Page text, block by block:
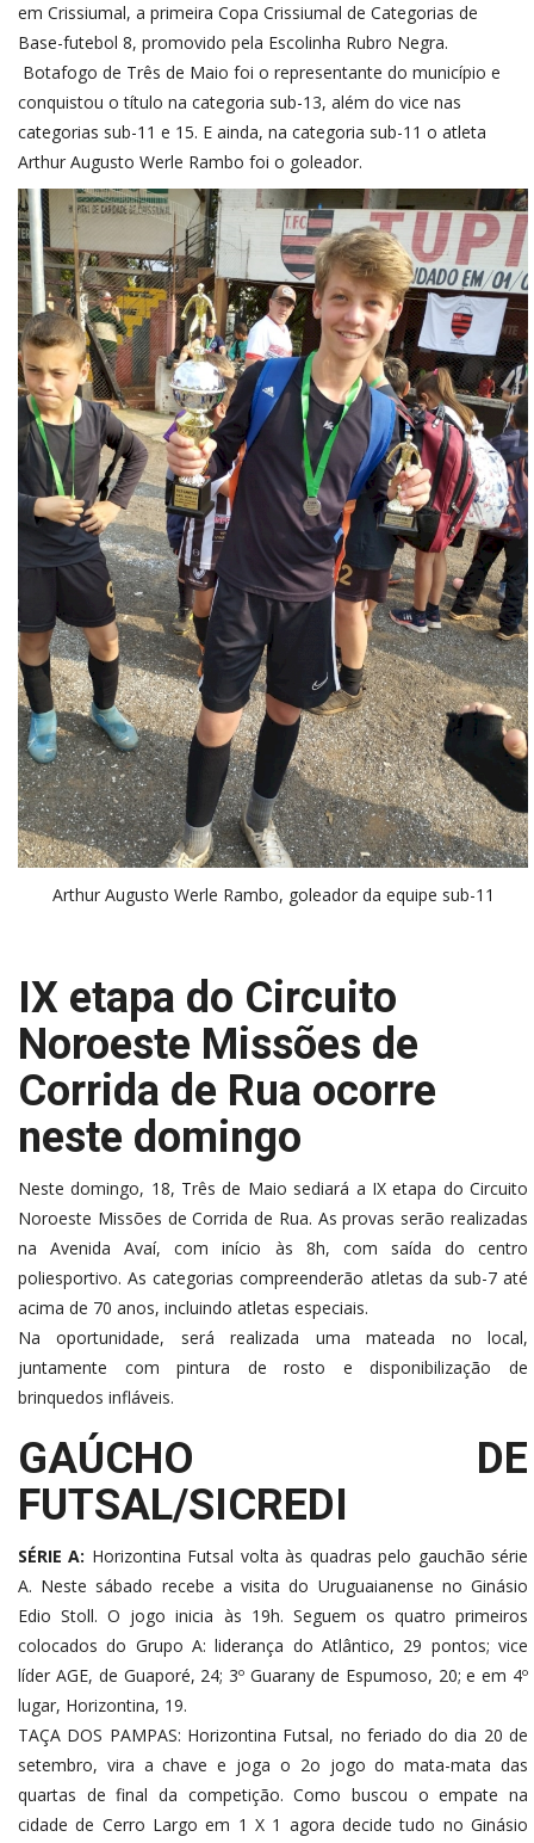
em Crissiumal, a primeira Copa Crissiumal de Categorias de
Base-futebol 8, promovido pela Escolinha Rubro Negra.
Botafogo de Três de Maio foi o representante do município e
conquistou o título na categoria sub-13, além do vice nas
categorias sub-11 e 15. E ainda, na categoria sub-11 o atleta
Arthur Augusto Werle Rambo foi o goleador.
Arthur Augusto Werle Rambo, goleador da equipe sub-11
IX etapa do Circuito
Noroeste Missões de
Corrida de Rua ocorre
neste domingo
Neste domingo, 18, Três de Maio sediará a IX etapa do Circuito
Noroeste Missões de Corrida de Rua. As provas serão realizadas
na Avenida Avaí, com início às 8h, com saída do centro
poliesportivo. As categorias compreenderão atletas da sub-7 até
acima de 70 anos, incluindo atletas especiais.
Na oportunidade, será realizada uma mateada no local,
juntamente com pintura de rosto e disponibilização de
brinquedos infláveis.
GAÚCHO DE
FUTSAL/SICREDI
SÉRIE A: Horizontina Futsal volta às quadras pelo gauchão série
A. Neste sábado recebe a visita do Uruguaianense no Ginásio
Edio Stoll. O jogo inicia às 19h. Seguem os quatro primeiros
colocados do Grupo A: liderança do Atlântico, 29 pontos; vice
líder AGE, de Guaporé, 24; 3º Guarany de Espumoso, 20; e em 4º
lugar, Horizontina, 19.
TAÇA DOS PAMPAS: Horizontina Futsal, no feriado do dia 20 de
setembro, vira a chave e joga o 2o jogo do mata-mata das
quartas de final da competição. Como buscou o empate na
cidade de Cerro Largo em 1 X 1 agora decide tudo no Ginásio